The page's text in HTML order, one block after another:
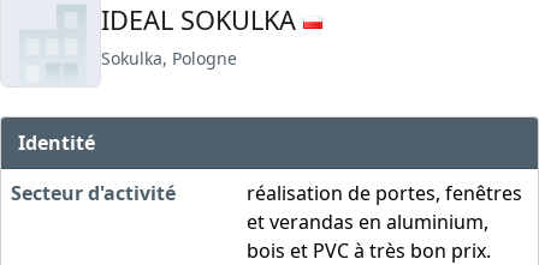
IDEAL SOKULKA
Sokulka, Pologne
Identité
Secteur d'activité
réalisation de portes, fenêtres
et verandas en aluminium,
bois et PVC à très bon prix.